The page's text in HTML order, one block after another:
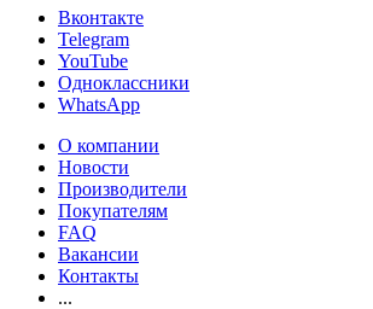
Вконтакте
Telegram
YouTube
Одноклассники
WhatsApp
О компании
Новости
Производители
Покупателям
FAQ
Вакансии
Контакты
...